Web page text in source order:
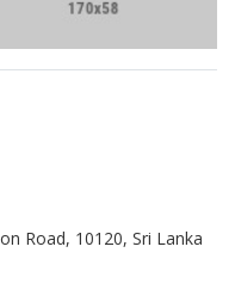
Road, 10120, Sri Lanka